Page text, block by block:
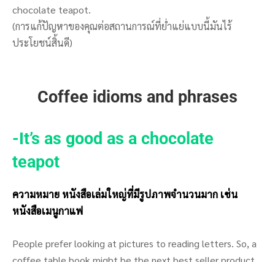
chocolate teapot.
(การแก้ปัญหาของคุณต่อสถานการณ์ที่ย่ำแย่แบบนี้มันไร้
ประโยชน์สิ้นดี)
Coffee idioms and phrases
-It’s as good as a chocolate
teapot
ความหมาย หนังสือเล่มใหญ่ที่มีรูปภาพจำนวนมาก เช่น
หนังสือเมนูกาแฟ
People prefer looking at pictures to reading letters. So, a